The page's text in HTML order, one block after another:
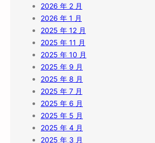
2026 年 2 月
2026 年 1 月
2025 年 12 月
2025 年 11 月
2025 年 10 月
2025 年 9 月
2025 年 8 月
2025 年 7 月
2025 年 6 月
2025 年 5 月
2025 年 4 月
2025 年 3 月